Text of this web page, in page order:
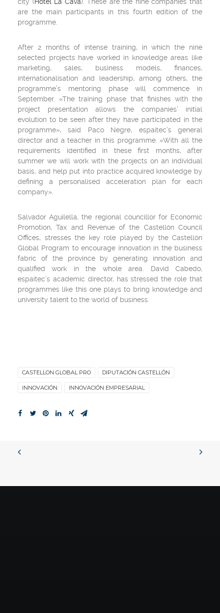
are the main participants in this fourth edition of the
programme.
After 2 months of intense training, in which the nine
selected projects have worked in knowledge areas like
marketing, sales, business models, finances,
internationalisation and leadership, among others, the
programme’s mentoring phase will commence in
September. «The training phase that finishes with the
project presentation allows the companies’ initial
evolution to be seen after they have participated in the
programme», said Paco Negre, espaitec’s general
director and a teacher in this programme. «With all the
requirements identified in these first months, after
summer we will work with the projects on an individual
basis, and help put into practice acquired knowledge by
defining a personalised acceleration plan for each
company».
Salvador Aguilella, the regional councillor for Economic
Promotion, Tax and Revenue of the Castellón Council
Offices, stresses the key role played by the Castellón
Global Program to encourage innovation in the business
fabric of the province by generating innovation and
qualified work in the whole area. David Cabedo,
espaitec’s academic director, has stressed the role that
programmes like this one plays to bring knowledge and
university talent to the world of business.
CASTELLON GLOBAL PRO DIPUTACIÓN CASTELLÓN
INNOVACIÓN INNOVACIÓN EMPRESARIAL